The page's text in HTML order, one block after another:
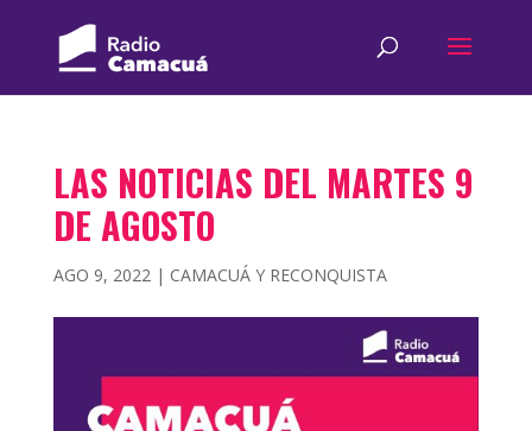
LAS NOTICIAS DEL MARTES 9
DE AGOSTO
AGO 9, 2022| CAMACUÁ Y RECONQUISTA